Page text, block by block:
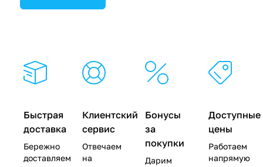
Быстрая
доставка
Бережно
доставляем
Клиентский
сервис
Отвечаем
на
Бонусы
за
покупки
Дарим
Доступные
цены
Работаем
напрямую